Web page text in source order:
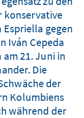
konservative
gegen
Iván Cepeda
21. Juni in
Die
der
Kolumbiens
während der